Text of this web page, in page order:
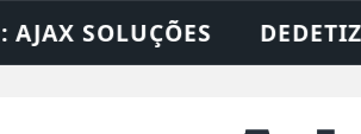
DEDETIZADORA •